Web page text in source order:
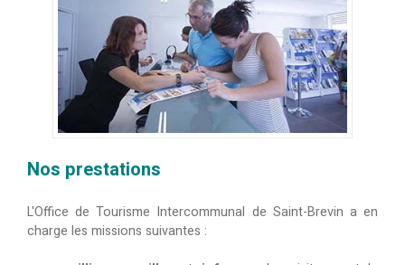
Nos prestations
L'Office de Tourisme Intercommunal de Saint-Brevin a en
charge les missions suivantes :